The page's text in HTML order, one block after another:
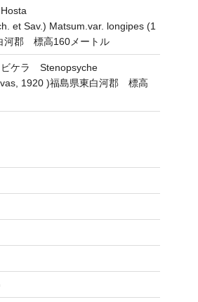
et Sav.) Matsum.var. longipes (1
河郡 標高160メートル
ビケラ Stenopsyche
1920 )福島県東白河郡 標高